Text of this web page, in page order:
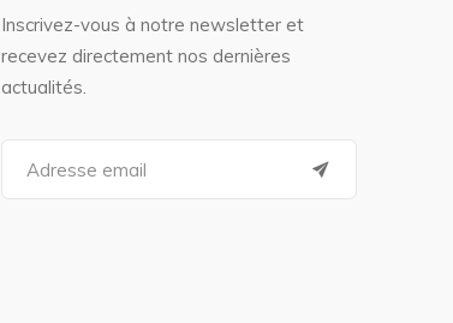
Inscrivez-vous à notre newsletter et
recevez directement nos dernières
actualités.
a